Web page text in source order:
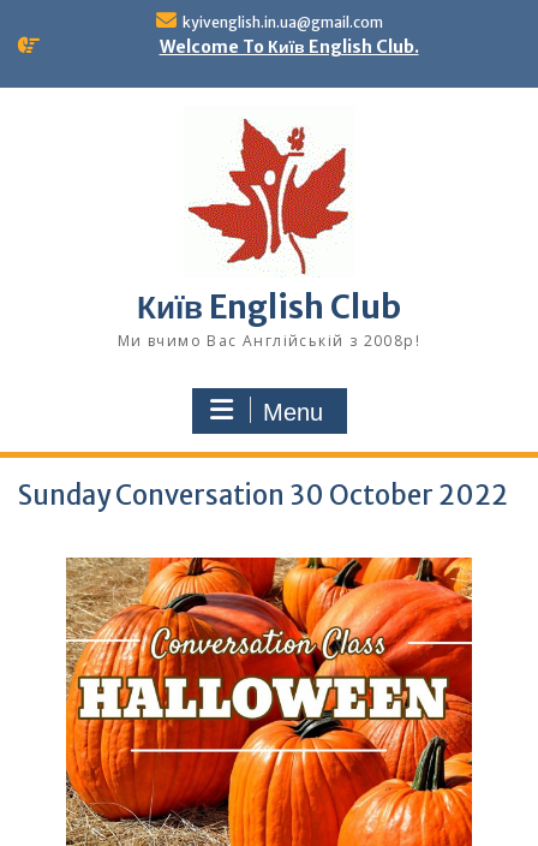
kyivenglish.in.ua@gmail.com
Welcome To Київ English Club.
Київ English Club
Ми вчимо Вас Англійській з 2008р!
Menu
Sunday Conversation 30 October 2022